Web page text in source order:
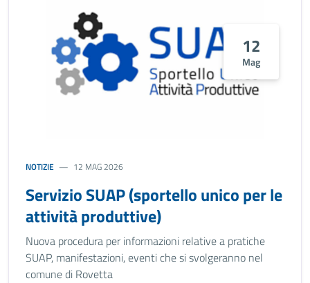
12
Mag
NOTIZIE 12 MAG 2026
Servizio SUAP (sportello unico per le
attività produttive)
Nuova procedura per informazioni relative a pratiche
SUAP, manifestazioni, eventi che si svolgeranno nel
comune di Rovetta